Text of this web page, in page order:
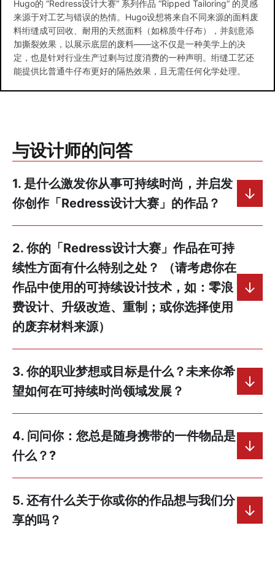
Hugo的 “Redress设计大赛“ 系列作品 “Ripped Tailoring“ 的灵感
来源于对工艺与错误的热情。Hugo设想将来自不同来源的面料废
料绗缝成可回收、耐用的天然面料（如棉质牛仔布），并刻意添
加撕裂效果，以展示底层的废料——这不仅是一种美学上的决
定，也是针对行业生产过剩与过度消费的一种声明。绗缝工艺还
能提供比普通牛仔布更好的隔热效果，且无需任何化学处理。
与设计师的问答
1. 是什么激发你从事可持续时尚，并启发
你创作「Redress设计大赛」的作品？
2. 你的「Redress设计大赛」作品在可持
续性方面有什么特别之处？ （请考虑你在
作品中使用的可持续设计技术，如：零浪
费设计、升级改造、重制；或你选择使用
的废弃材料来源）
3. 你的职业梦想或目标是什么？未来你希
望如何在可持续时尚领域发展？
4. 问问你：您总是随身携带的一件物品是
什么？?
5. 还有什么关于你或你的作品想与我们分
享的吗？